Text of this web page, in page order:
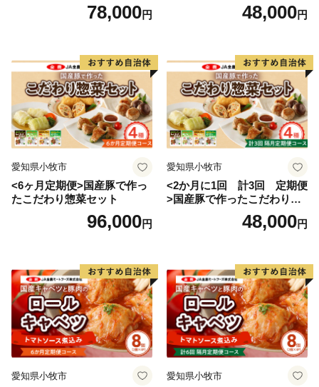
78,000円 48,000円
愛知県小牧市
<6ヶ月定期便>国産豚で作っ
たこだわり惣菜セット
96,000円
愛知県小牧市
<2か月に1回 計3回 定期便
>国産豚で作ったこだわり惣
48,000円
愛知県小牧市 愛知県小牧市